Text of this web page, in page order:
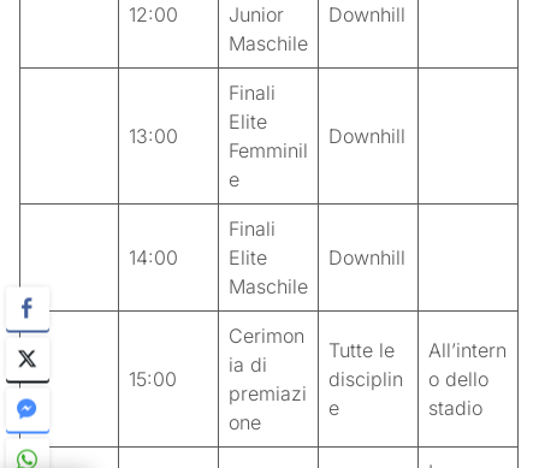
12:00
Junior
Maschile
Downhill
13:00
Finali
Elite
Femminil
e
Downhill
14:00
Finali
Elite
Maschile
Downhill
15:00
Cerimon
ia di
premiazi
one
Tutte le
disciplin
e
All’intern
o dello
stadio